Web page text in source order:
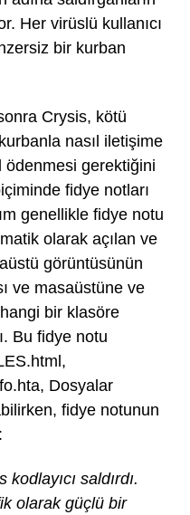
Her virüslü kullanıcı
bir kurban
Crysis, kötü
nasıl iletişime
ödenmesi gerektiğini
fidye notları
genellikle fidye notu
olarak açılan ve
görüntüsünün
ve masaüstüne ve
bir klasöre
Bu fidye notu
Dosyalar
fidye notunun
saldırdı.
olarak güçlü bir